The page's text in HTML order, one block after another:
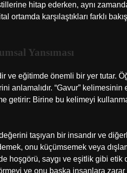
hitap ederken, aynı
karşılaştıkları farklı
Yansıması
ve eğitimde önemli bir yer tutar.
anlamalıdır. “Gavur” kelimesinin
getirir: Birine bu kelimeyi
taşıyan bir insandır ve
onu küçümsemek veya
hoşgörü, saygı ve eşitlik gibi etik
ve onu başka insanlara zarar